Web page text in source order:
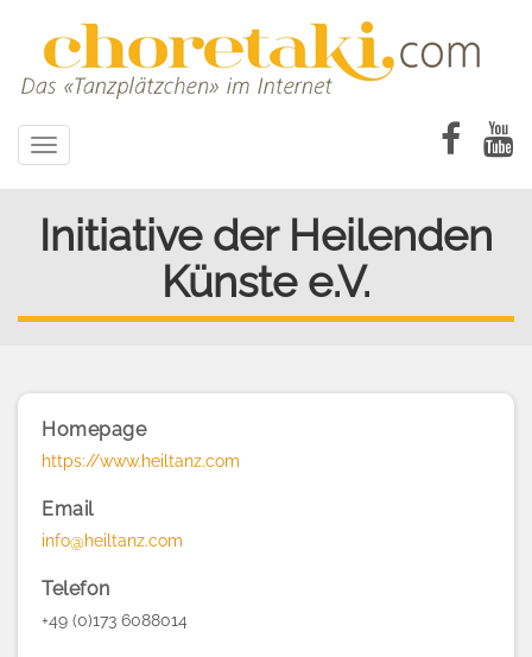
Toggle
navigation
Initiative der Heilenden
Künste e.V.
Homepage
https://www.heiltanz.com
Email
info@heiltanz.com
Telefon
+49 (0)173 6088014